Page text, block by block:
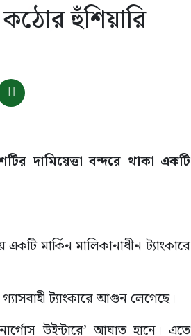
কঠোর হুঁশিয়ারি
দামিয়েত্তা বন্দরে থাকা একটি
একটি মার্কিন মালিকানাধীন ট্যাংকারে
ট্যাংকারে আগুন লেগেছে।
উইন্টারে’ আঘাত হানে। এতে